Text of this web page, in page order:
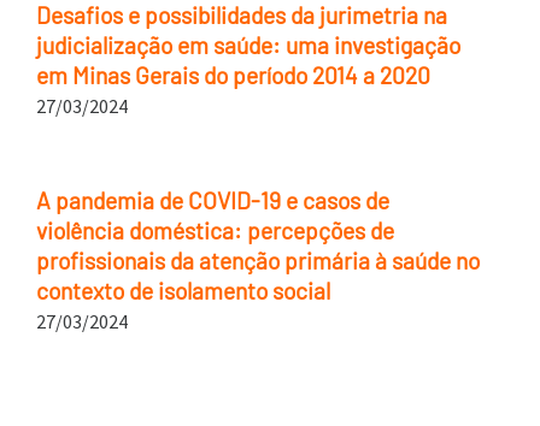
Desafios e possibilidades da jurimetria na
judicialização em saúde: uma investigação
em Minas Gerais do período 2014 a 2020
27/03/2024
A pandemia de COVID-19 e casos de
violência doméstica: percepções de
profissionais da atenção primária à saúde no
contexto de isolamento social
27/03/2024